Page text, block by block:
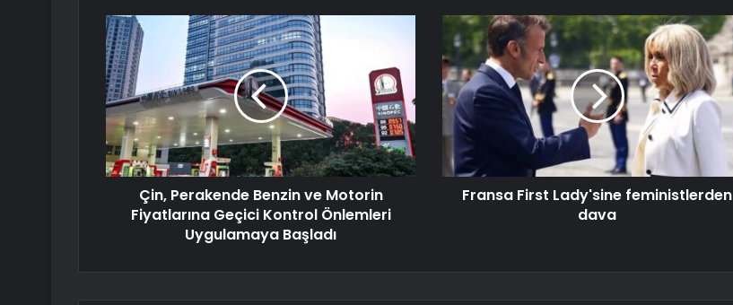
Çin, Perakende Benzin ve Motorin
Fiyatlarına Geçici Kontrol Önlemleri
Uygulamaya Başladı
Fransa First Lady'sine feministlerden
dava